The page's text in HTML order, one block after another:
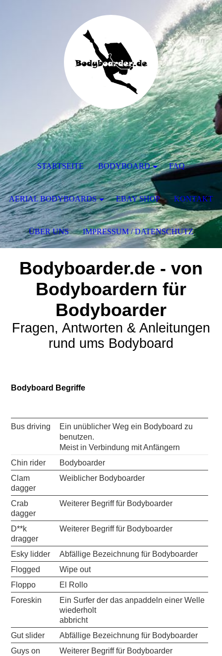
Bodyboarder.de - von
Bodyboardern für
Bodyboarder
Fragen, Antworten & Anleitungen
rund ums Bodyboard
Bodyboard Begriffe
Bus driving
Ein unüblicher Weg ein Bodyboard zu
benutzen.
Meist in Verbindung mit Anfängern
Chin rider
Bodyboarder
Clam
dagger
Weiblicher Bodyboarder
Crab
dagger
Weiterer Begriff für Bodyboarder
D**k
dragger
Weiterer Begriff für Bodyboarder
Esky lidder
Abfällige Bezeichnung für Bodyboarder
Flogged
Wipe out
Floppo
El Rollo
Foreskin
Ein Surfer der das anpaddeln einer Welle
wiederholt
abbricht
Gut slider
Abfällige Bezeichnung für Bodyboarder
Guys on
Weiterer Begriff für Bodyboarder
STARTSEITE BODYBOARD FAQ
AERIAL BODYBOARDS EBAY SHOP KONTAKT
ÜBER UNS IMPRESSUM / DATENSCHUTZ